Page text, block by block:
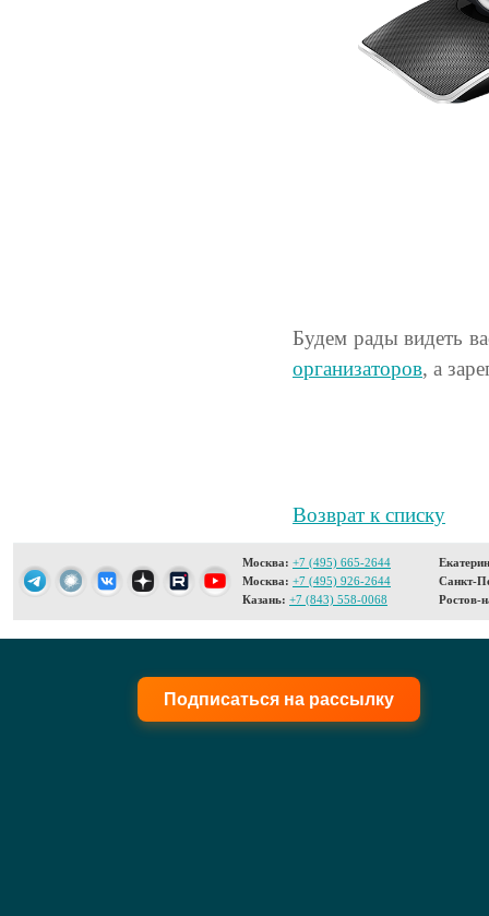
Будем рады видеть
организаторов, а
Возврат к списку
Москва: +7 (495) 665-2644
Москва: +7 (495) 926-2644
Казань: +7 (843) 558-0068
Санкт-
Ростов-
Подписаться на рассылку